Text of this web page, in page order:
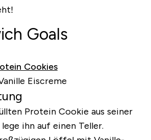
Goals
Cookies
Eiscreme
Protein Cookie aus seiner
ihn auf einen Teller.